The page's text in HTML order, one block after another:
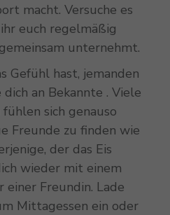
macht. Versuche es
euch regelmäßig
unternehmt.
Gefühl hast, jemanden
an Bekannte . Viele
sich genauso
Freunde zu finden wie
der das Eis
wieder mit einem
Freundin. Lade
Mittagessen ein oder